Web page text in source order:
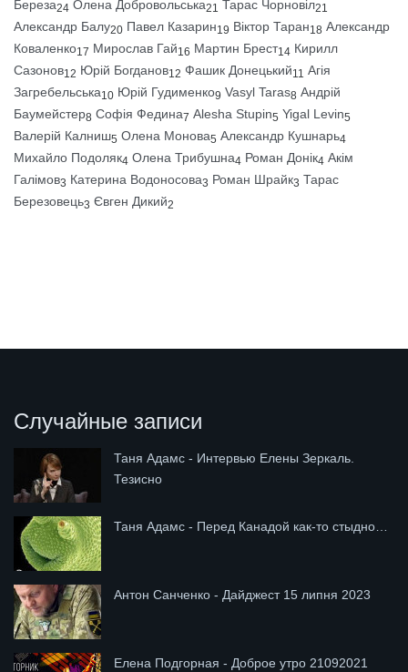
Береза24 Олена Добровольська21 Тарас Чорновіл21
Александр Балу20 Павел Казарин19 Віктор Таран18 Александр
Коваленко17 Мирослав Гай16 Мартин Брест14 Кирилл
Сазонов12 Юрій Богданов12 Фашик Донецький11 Агія
Загребельська10 Юрій Гудименко9 Vasyl Taras8 Андрій
Баумейстер8 Софія Федина7 Alesha Stupin5 Yigal Levin5
Валерій Калниш5 Олена Монова5 Александр Кушнарь4
Михайло Подоляк4 Олена Трибушна4 Роман Донік4 Акім
Галімов3 Катерина Водоносова3 Роман Шрайк3 Тарас
Березовець3 Євген Дикий2
Случайные записи
Таня Адамс - Интервью Елены Зеркаль.
Тезисно
Таня Адамс - Перед Канадой как-то стыдно…
Антон Санченко - Дайджест 15 липня 2023
Елена Подгорная - Доброе утро 21092021